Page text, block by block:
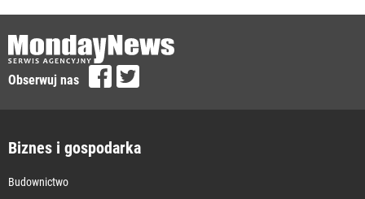
Obserwuj nas
Biznes i gospodarka
Budownictwo